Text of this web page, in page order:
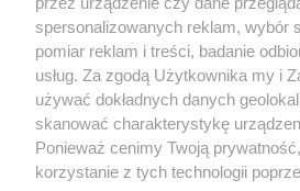
spersonalizowanych reklam, wybór
pomiar reklam i treści, badanie
usług. Za zgodą Użytkownika my i
używać dokładnych danych
skanować charakterystykę
Ponieważ cenimy Twoją
korzystanie z tych technologii